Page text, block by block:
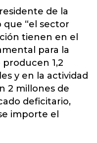
de la
que “el sector
tienen en el
para la
producen 1,2
y en la actividad
2 millones de
deficitario,
importe el